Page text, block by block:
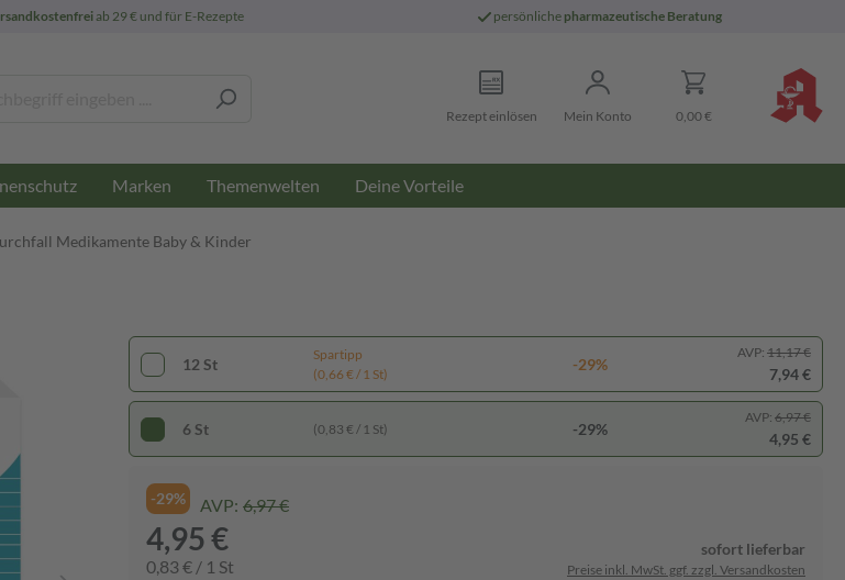
ab 29 € und für E-Rezepte persönliche pharmazeutische Beratung
Rezept einlösen Mein Konto 0,00 €
Marken Themenwelten Deine Vorteile
Medikamente Baby & Kinder
12 St
Spartipp
(0,66 € / 1 St)
-29%
AVP: 11,17 €
7,94 €
6 St (0,83 € / 1 St) -29%
AVP: 6,97 €
4,95 €
-29% AVP: 6,97 €
4,95 €
0,83 € / 1 St
sofort lieferbar
Preise inkl. MwSt. ggf. zzgl. Versandkosten